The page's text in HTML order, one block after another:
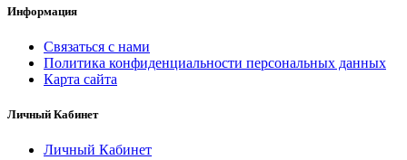
Информация
Связаться с нами
Политика конфиденциальности персональных данных
Карта сайта
Личный Кабинет
Личный Кабинет